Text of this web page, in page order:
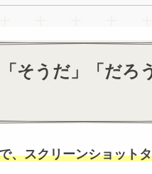
そうだ」「だろ
、スクリーンショット